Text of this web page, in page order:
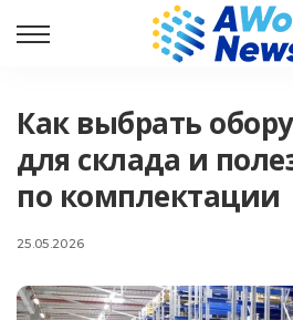
Как выбрать
для склада и
по комплектации
25.05.2026